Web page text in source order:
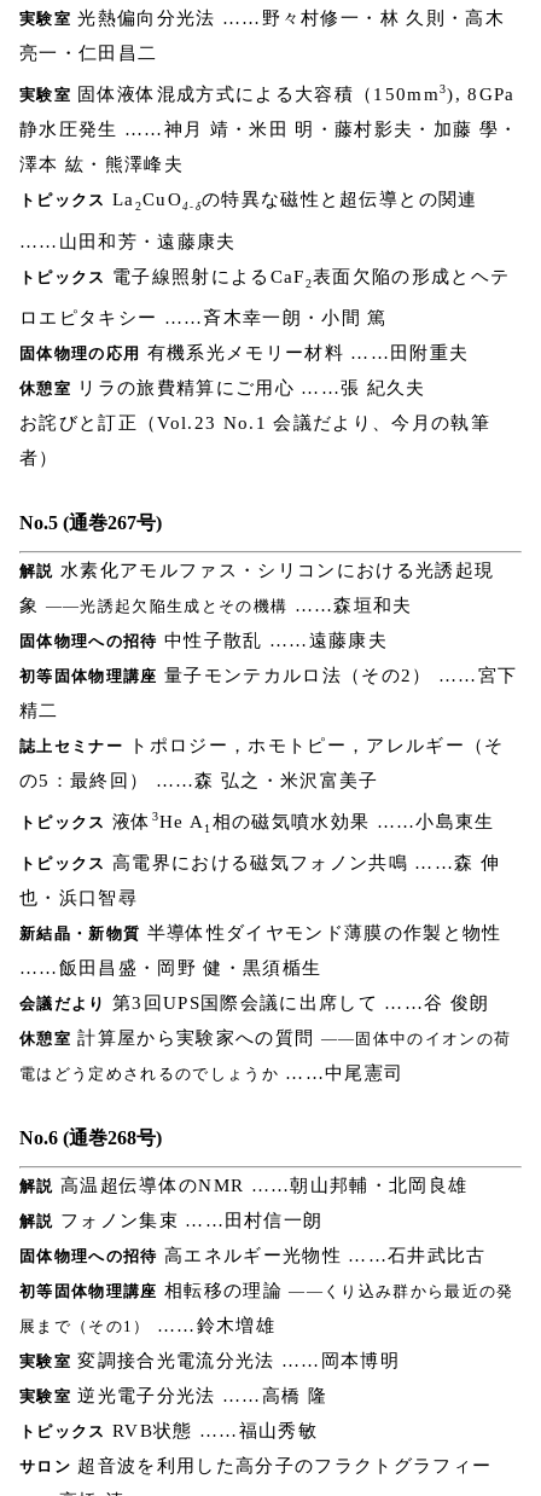
実験室 光熱偏向分光法 ……野々村修一・林 久則・高木
亮一・仁田昌二
実験室 固体液体混成方式による大容積（150mm3), 8GPa
静水圧発生 ……神月 靖・米田 明・藤村影夫・加藤 學・
澤本 紘・熊澤峰夫
トピックス La2CuO4-δの特異な磁性と超伝導との関連
……山田和芳・遠藤康夫
トピックス 電子線照射によるCaF2表面欠陥の形成とヘテ
ロエピタキシー ……斉木幸一朗・小間 篤
固体物理の応用 有機系光メモリー材料 ……田附重夫
休憩室 リラの旅費精算にご用心 ……張 紀久夫
お詫びと訂正（Vol.23 No.1 会議だより、今月の執筆
者）
No.5 (通巻267号)
解説 水素化アモルファス・シリコンにおける光誘起現
象 ――光誘起欠陥生成とその機構 ……森垣和夫
固体物理への招待 中性子散乱 ……遠藤康夫
初等固体物理講座 量子モンテカルロ法（その2） ……宮下
精二
誌上セミナー トポロジー，ホモトピー，アレルギー（そ
の5：最終回） ……森 弘之・米沢富美子
トピックス 液体 3He A 1 相の磁気噴水効果 ……小島東生
トピックス 高電界における磁気フォノン共鳴 ……森 伸
也・浜口智尋
新結晶・新物質 半導体性ダイヤモンド薄膜の作製と物性
……飯田昌盛・岡野 健・黒須楯生
会議だより 第3回UPS国際会議に出席して ……谷 俊朗
休憩室 計算屋から実験家への質問 ――固体中のイオンの荷
電はどう定めされるのでしょうか ……中尾憲司
No.6 (通巻268号)
解説 高温超伝導体のNMR ……朝山邦輔・北岡良雄
解説 フォノン集束 ……田村信一朗
固体物理への招待 高エネルギー光物性 ……石井武比古
初等固体物理講座 相転移の理論――くり込み群から最近の発
展まで（その1）
……鈴木増雄
実験室 変調接合光電流分光法 ……岡本博明
実験室 逆光電子分光法 ……高橋 隆
トピックス RVB状態 ……福山秀敏
サロン 超音波を利用した高分子のフラクトグラフィー